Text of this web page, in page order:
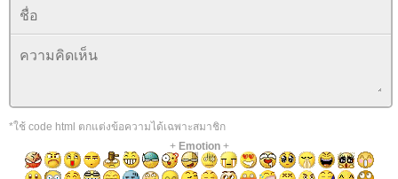
*ใช้ code html ตกแต่งข้อความได้เฉพาะสมาชิก
+ Emotion+